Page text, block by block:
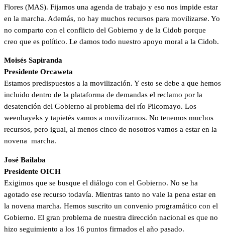
Flores (MAS). Fijamos una agenda de trabajo y eso nos impide estar
en la marcha. Además, no hay muchos recursos para movilizarse. Yo
no comparto con el conflicto del Gobierno y de la Cidob porque
creo que es político. Le damos todo nuestro apoyo moral a la Cidob.
Moisés Sapiranda
Presidente Orcaweta
Estamos predispuestos a la movilización. Y esto se debe a que hemos
incluido dentro de la plataforma de demandas el reclamo por la
desatención del Gobierno al problema del río Pilcomayo. Los
weenhayeks y tapietés vamos a movilizarnos. No tenemos muchos
recursos, pero igual, al menos cinco de nosotros vamos a estar en la
novena marcha.
José Bailaba
Presidente OICH
Exigimos que se busque el diálogo con el Gobierno. No se ha
agotado ese recurso todavía. Mientras tanto no vale la pena estar en
la novena marcha. Hemos suscrito un convenio programático con el
Gobierno. El gran problema de nuestra dirección nacional es que no
hizo seguimiento a los 16 puntos firmados el año pasado.